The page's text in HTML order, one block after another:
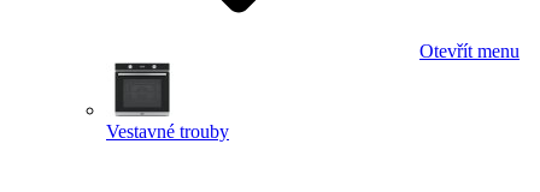
Otevřít menu
Vestavné trouby